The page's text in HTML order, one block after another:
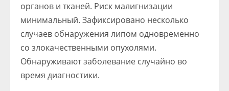
органов и тканей. Риск малигнизации
минимальный. Зафиксировано несколько
случаев обнаружения липом одновременно
со злокачественными опухолями.
Обнаруживают заболевание случайно во
время диагностики.